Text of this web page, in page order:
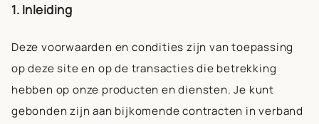
1. Inleiding
Deze voorwaarden en condities zijn van toepassing
op deze site en op de transacties die betrekking
hebben op onze producten en diensten. Je kunt
gebonden zijn aan bijkomende contracten in verband